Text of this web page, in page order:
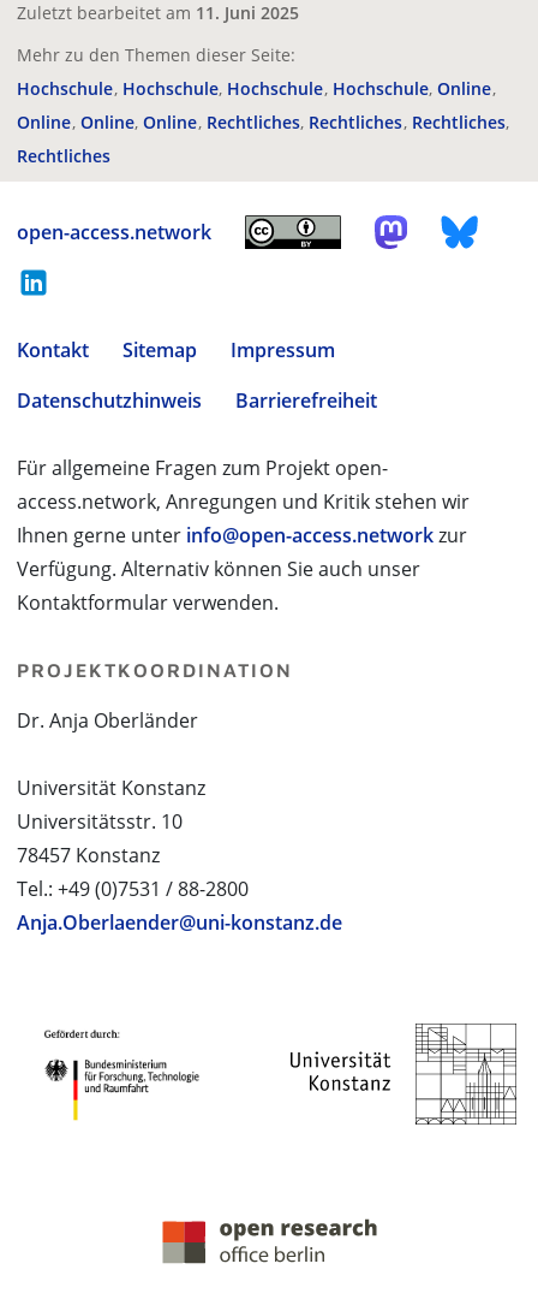
Zuletzt bearbeitet am 11. Juni 2025
Mehr zu den Themen dieser Seite:
Hochschule Hochschule Hochschule Hochschule Online
Online Online Online Rechtliches Rechtliches Rechtliches
Rechtliches
open-access.network
Kontakt Sitemap
Impressum
Datenschutzhinweis
Barrierefreiheit
Für allgemeine Fragen zum Projekt open-
access.network, Anregungen und Kritik stehen wir
Ihnen gerne unter info@open-access.networkzur
Verfügung. Alternativ können Sie auch unser
Kontaktformular verwenden.
PROJEKTKOORDINATION
Dr. Anja Oberländer
Universität Konstanz
Universitätsstr. 10
78457 Konstanz
Tel.: +49 (0)7531 / 88-2800
Anja.Oberlaender@uni-konstanz.de